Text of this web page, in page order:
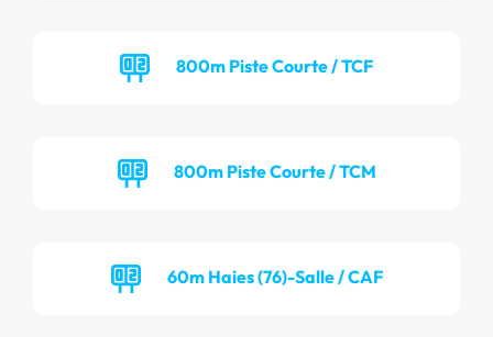
800m Piste Courte / TCF
800m Piste Courte / TCM
60m Haies (76)-Salle / CAF